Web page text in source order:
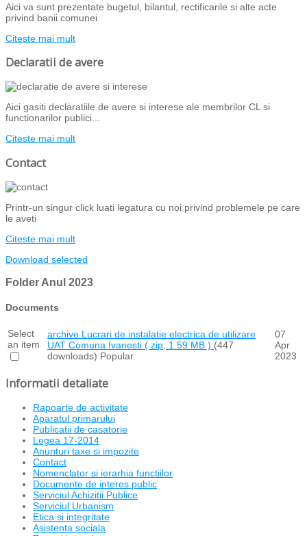
Aici va sunt prezentate bugetul, bilantul, rectificarile si alte acte
privind banii comunei
Citeste mai mult
Declaratii de avere
Aici gasiti declaratiile de avere si interese ale membrilor CL si
functionarilor publici...
Citeste mai mult
Contact
Printr-un singur click luati legatura cu noi privind problemele pe care
le aveti
Citeste mai mult
Download selected
Folder Anul 2023
Documents
Select
an item
archive Lucrari de instalatie electrica de utilizare
UAT Comuna Ivanesti ( zip, 1.59 MB ) (447
downloads) Popular
07
Apr
2023
Informatii detaliate
Rapoarte de activitate
Aparatul primarului
Publicatii de casatorie
Legea 17-2014
Anunturi taxe si impozite
Contact
Nomenclator si ierarhia functiilor
Documente de interes public
Serviciul Achizitii Publice
Serviciul Urbanism
Etica si integritate
Asistenta sociala